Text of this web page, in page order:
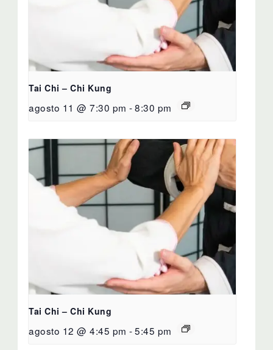
Tai Chi – Chi Kung
agosto 11 @ 7:30 pm -8:30 pm
Tai Chi – Chi Kung
agosto 12 @ 4:45 pm -5:45 pm